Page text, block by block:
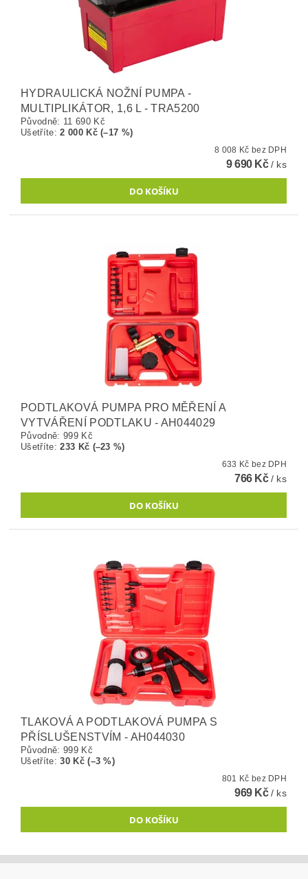
HYDRAULICKÁ NOŽNÍ PUMPA -
MULTIPLIKÁTOR, 1,6 L - TRA5200
Původně: 11 690 Kč
Ušetříte:2 000 Kč (–17 %)
8 008 Kč bez DPH
9 690 Kč/ ks
PODTLAKOVÁ PUMPA PRO MĚŘENÍ A
VYTVÁŘENÍ PODTLAKU - AH044029
Původně: 999 Kč
Ušetříte:233 Kč (–23 %)
633 Kč bez DPH
766 Kč/ ks
TLAKOVÁ A PODTLAKOVÁ PUMPA S
PŘÍSLUŠENSTVÍM - AH044030
Původně: 999 Kč
Ušetříte:30 Kč (–3 %)
801 Kč bez DPH
969 Kč/ ks